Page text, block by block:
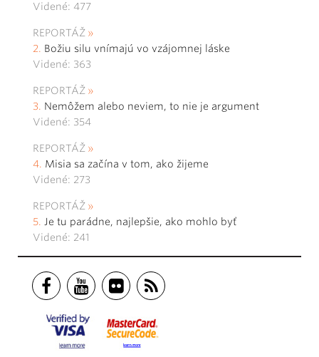
Videné: 477
REPORTÁŽ
Božiu silu vnímajú vo vzájomnej láske
Videné: 363
REPORTÁŽ
Nemôžem alebo neviem, to nie je argument
Videné: 354
REPORTÁŽ
Misia sa začína v tom, ako žijeme
Videné: 273
REPORTÁŽ
Je tu parádne, najlepšie, ako mohlo byť
Videné: 241